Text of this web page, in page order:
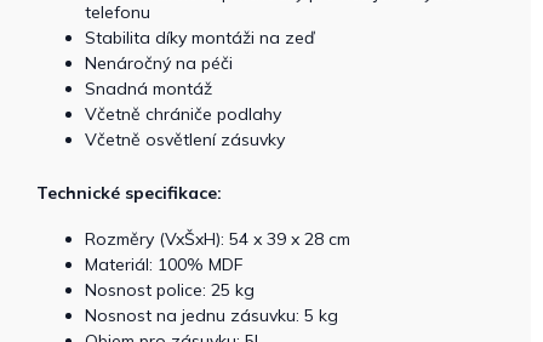
telefonu
Stabilita díky montáži na zeď
Nenáročný na péči
Snadná montáž
Včetně chrániče podlahy
Včetně osvětlení zásuvky
Technické specifikace:
Rozměry (VxŠxH): 54 x 39 x 28 cm
Materiál: 100% MDF
Nosnost police: 25 kg
Nosnost na jednu zásuvku: 5 kg